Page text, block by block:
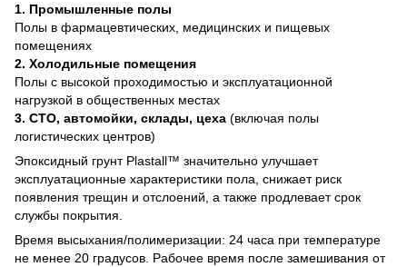
1. Промышленные полы
Полы в фармацевтических, медицинских и пищевых
помещениях
2. Холодильные помещения
Полы с высокой проходимостью и эксплуатационной
нагрузкой в общественных местах
3. СТО, автомойки, склады, цеха (включая полы
логистических центров)
Эпоксидный грунт Plastall™ значительно улучшает
эксплуатационные характеристики пола, снижает риск
появления трещин и отслоений, а также продлевает срок
службы покрытия.
Время высыхания/полимеризации: 24 часа при температуре
не менее 20 градусов. Рабочее время после замешивания от